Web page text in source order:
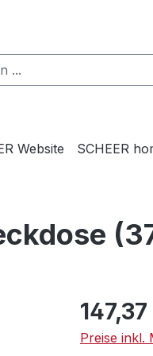
Website SCHEER
Regulärer
Preise inkl.